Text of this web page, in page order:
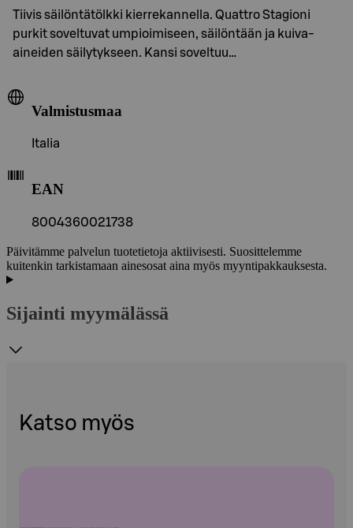
Tiivis säilöntätölkki kierrekannella. Quattro Stagioni
purkit soveltuvat umpioimiseen, säilöntään ja kuiva-
aineiden säilytykseen. Kansi soveltuu…
Valmistusmaa
Italia
EAN
8004360021738
Päivitämme palvelun tuotetietoja aktiivisesti. Suosittelemme
kuitenkin tarkistamaan ainesosat aina myös myyntipakkauksesta.
Sijainti myymälässä
Katso myös